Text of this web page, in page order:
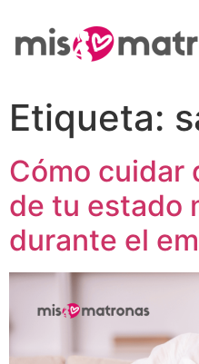
Etiqueta:
Cómo cuidar
de tu estado
durante el